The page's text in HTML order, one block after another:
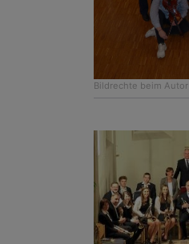
Bildrechte beim Autor